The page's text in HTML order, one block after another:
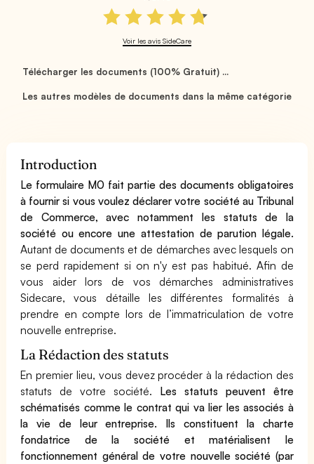
Voir les avis SideCare
Télécharger les documents (100% Gratuit) ...
Les autres modèles de documents dans la même catégorie
Introduction
Le formulaire M0 fait partie des documents obligatoires
à fournir si vous voulez déclarer votre société au Tribunal
de Commerce, avec notamment les statuts de la
société ou encore une attestation de parution légale.
Autant de documents et de démarches avec lesquels on
se perd rapidement si on n'y est pas habitué. Afin de
vous aider lors de vos démarches administratives
Sidecare, vous détaille les différentes formalités à
prendre en compte lors de l’immatriculation de votre
nouvelle entreprise.
La Rédaction des statuts
En premier lieu, vous devez procéder à la rédaction des
statuts de votre société. Les statuts peuvent être
schématisés comme le contrat qui va lier les associés à
la vie de leur entreprise. Ils constituent la charte
fondatrice de la société et matérialisent le
fonctionnement général de votre nouvelle société (par